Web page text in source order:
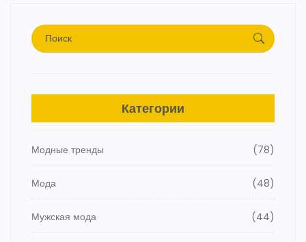
Категории
Модные тренды (78)
Мода (48)
Мужская мода (44)